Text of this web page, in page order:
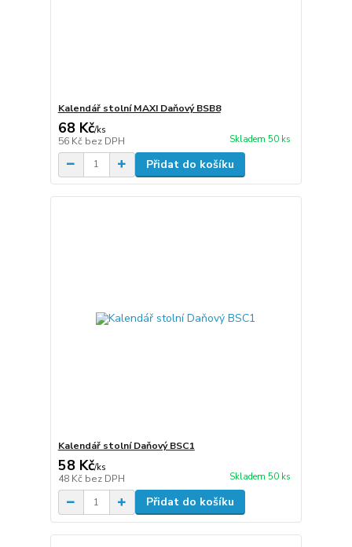
Kalendář stolní MAXI Daňový BSB8
68 Kč/ks
56 Kč bez DPH Skladem 50 ks
Přidat do košíku
Kalendář stolní Daňový BSC1
58 Kč/ks
48 Kč bez DPH Skladem 50 ks
Přidat do košíku